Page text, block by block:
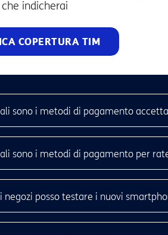
che indicherai
COPERTURA TIM
sono i metodi di pagamento
debito. Inoltre puoi pagare anche
sono i metodi di pagamento per
che per rateizzare un prodotto in
negozi posso testare i nuovi